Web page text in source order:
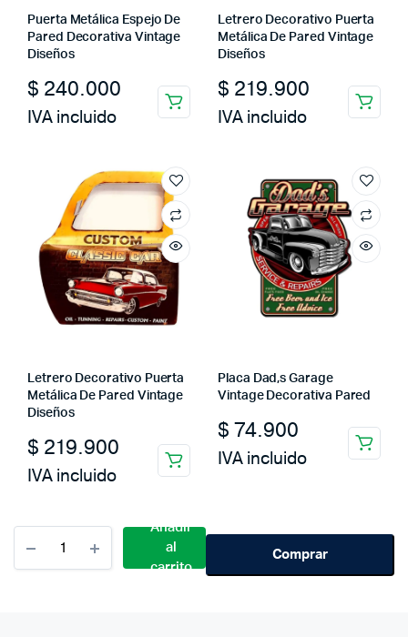
Puerta Metálica Espejo De
Pared Decorativa Vintage
Diseños
$ 240.000
IVA incluido
Letrero Decorativo Puerta
Metálica De Pared Vintage
Diseños
$ 219.900
IVA incluido
Letrero Decorativo Puerta
Metálica De Pared Vintage
Diseños
$ 219.900
IVA incluido
Placa Dad,s Garage
Vintage Decorativa Pared
$ 74.900
IVA incluido
Letrero
Decorativo
Añadir
al
carrito
Comprar